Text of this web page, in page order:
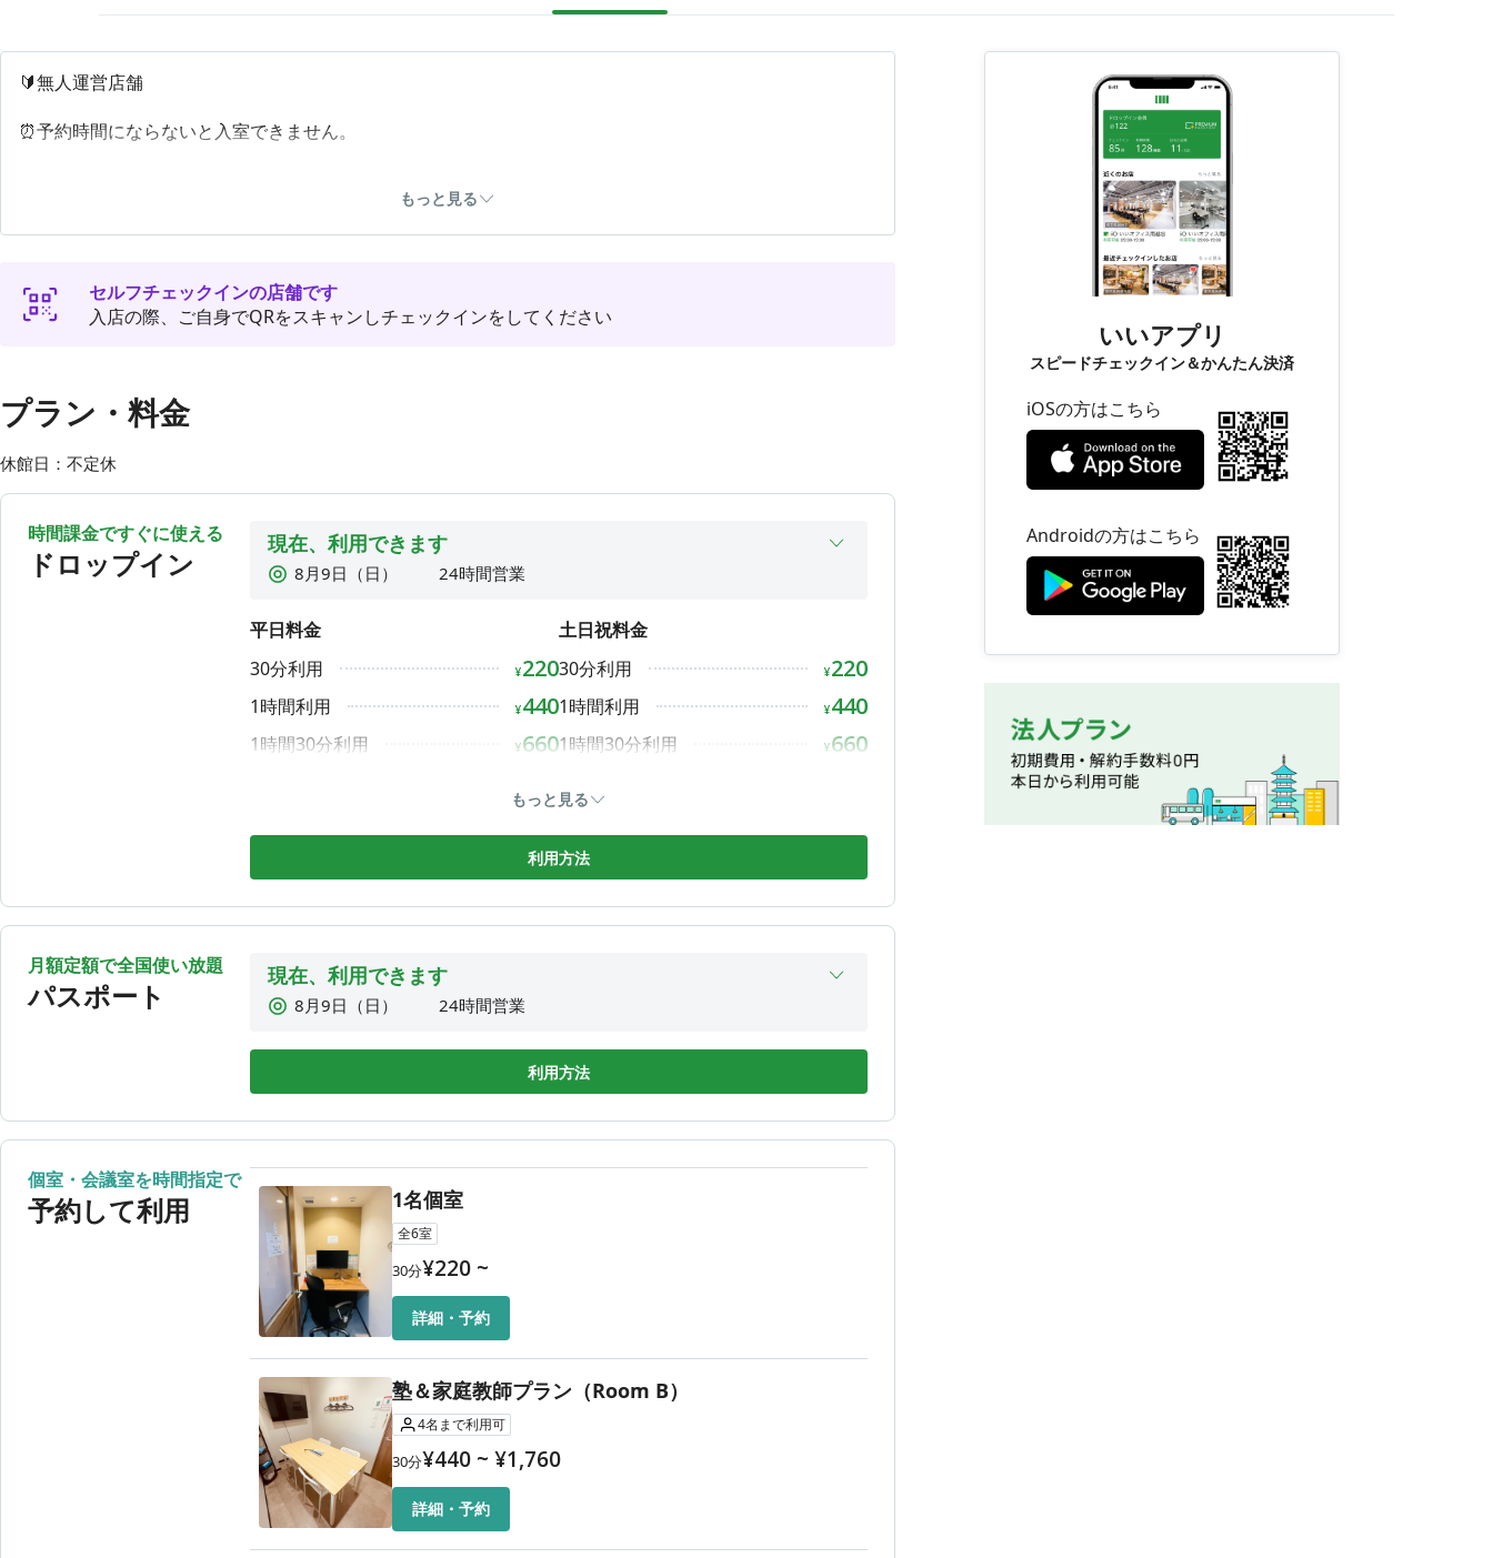
🔰無人運営店舗
⏰予約時間にならないと入室できません。
ドロップイン・月額プラン・プレミアムパスポートはチェックインと同時に席が指定されます。
表示されたお部屋へお入りください。
⚠️ご利用最大時間は1日5時間まで⚠️
5時間以降はドロップイン料金に自動的に切り替わりますのでご注意ください。
ください。
※ドロップインに切替わり後のご返金はいたしません。
🚨プレミアム/法人プレミアム/法人シェアパスポートの方は、60分以上荷物を置いて外出した場合、留守時
間分の従量課金を請求させていただきます。
60分以上外出する場合は必ず荷物を持ってチェックアウトをしてください。
💻通話・オンライン会議可能（個室はイヤホン必須）です。
・共有エリアでの通話やオンライン会議
上記を行った場合は速やかに退店していただきます。また予約時間前の退店でも返金は一切行いません。
当コワーキングスペースでは、以下を含むいかなる理由においても、ご利用料金の返金はいたしかねます。
・Wi-Fi接続不具合（スマホのリフレッシュ、再起動をお試しください）
・日時変更（予約時間のみアプリから変更可能です）
設備や通信環境には万全を期しておりますが、予期せぬ不具合が発生する可能性もございます。
ご利用に際しては、あらかじめご了承くださいますようお願い申し上げます。
ご質問等は、ホームページの問い合わせフォームからお問合せください。
もっと見る
セルフチェックインの店舗です
入店の際、ご自身でQRをスキャンしチェックインをしてください
プラン・料金
休館日：不定休
時間課金ですぐに使える
ドロップイン
現在、利用できます
8月9日（日）
24時間営業
8月11日（火）
8月12日（水）
24時間営業
8月13日（木）
24時間営業
8月14日（金）
24時間営業
平日料金
30分利用
¥220
1時間利用 ¥440
1時間30分利用 ¥660
1,320
4時間利用 1,760
4時間30分利用
5時間利用 ¥2,200
5時間30分利用 ¥2,420
2,640
6時間30分利用 ¥2,860
7時間30分利用
8時間利用
8時間30分利用
9時間利用
4,180
10時間利用 ¥4,400
10時間30分利用 ¥4,620
11時間利用 ¥4,840
11時間30分利用 5,060
5,280
土日祝料金
30分利用
¥220
1時間利用 ¥440
1時間30分利用 ¥660
3時間利用
4時間利用 1,760
1,980
5時間30分利用 ¥2,420
6時間利用 2,640
6時間30分利用 ¥2,860
もっと見る
利用方法
月額定額で全国使い放題
パスポート
現在、利用できます
8月9日（日）
24時間営業
8月13日（木）
24時間営業
8月14日（金）
24時間営業
8月15日（土）
24時間営業
利用方法
個室・会議室を時間指定で
予約して利用 1名個室
全6室
30分¥220 ~
詳細・予約
塾＆家庭教師プラン（Room B）
4名 まで利用可
30分¥440 ~ ¥1,760
詳細・予約
いいアプリ
スピードチェックイン＆かんたん決済
iOSの方はこちら
Androidの方はこちら